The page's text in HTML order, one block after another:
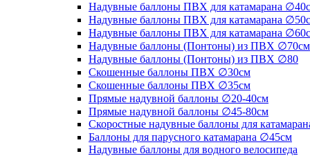
Надувные баллоны ПВХ для катамарана
Надувные баллоны ПВХ для катамарана
Надувные баллоны ПВХ для катамарана
Надувные баллоны (Понтоны) из ПВХ ∅70см
Надувные баллоны (Понтоны) из ПВХ ∅80
Скошенные баллоны ПВХ ∅30см
Скошенные баллоны ПВХ ∅35см
Прямые надувной баллоны ∅20-40см
Прямые надувной баллоны ∅45-80см
Скоростные надувные баллоны для
Баллоны для парусного катамарана ∅45см
Надувные баллоны для водного велосипеда